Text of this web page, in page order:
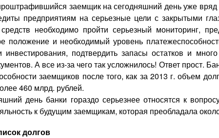
заемщик на сегодняшний день уже вряд
предприятиям на серьезные цели с закрытыми
необходимо пройти серьезный мониторинг,
положение и необходимый уровень
инвестирования, подтвердить запасы остатков и
А все из-за чего так усложнилось! Ответ прост.
заемщиков после того, как за 2013 г. объем
460 млрд. рублей.
день банки гораздо серьезнее относятся к
к будущим заемщикам, которая преобладала
долгов